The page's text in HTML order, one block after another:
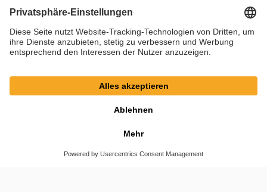
© SAF-HOLLAND SE
Datenschutz
Cookie-Einstellungen
AGB